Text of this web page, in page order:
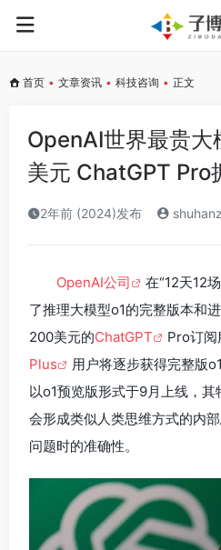
首页 • 文章资讯 • 科技咨询 • 正文
OpenAI世界最贵
美元 ChatGPT Pro
2年前 (2024)发布
OpenAI公司 在“12天12场
了推理大模型o1的完整版本和
200美元的ChatGPT Pro订阅
Plus
用户将逐步获得完整版
以o1预览版形式于9月上线，
会形成类似人类思维方式的内
问题时的准确性。